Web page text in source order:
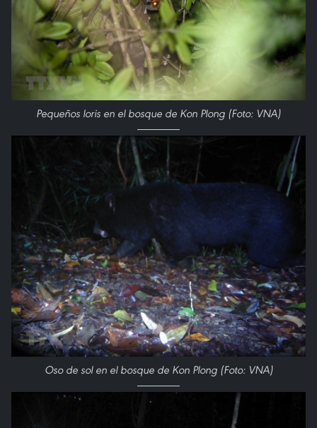
Pequeños loris en el bosque de Kon Plong (Foto: VNA)
Oso de sol en el bosque de Kon Plong (Foto: VNA)